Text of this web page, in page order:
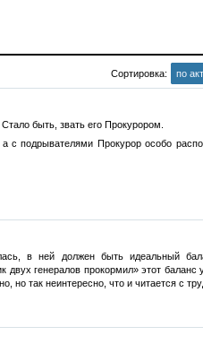
Сортировка: по
быть, звать его Прокурором.
подрывателями Прокурор особо
в ней должен быть идеальный
генералов прокормил» этот баланс
но так неинтересно, что и читается с